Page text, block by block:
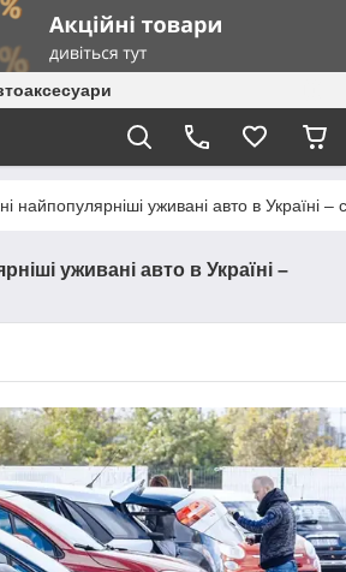
найпопулярніші уживані авто в Україні –
уживані авто в Україні –